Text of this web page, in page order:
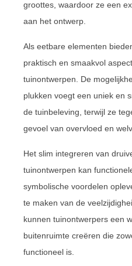
groottes, waardoor ze een
aan het ontwerp.
Als eetbare elementen
praktisch en smaakvol
tuinontwerpen. De
plukken voegt een uniek en
de tuinbeleving, terwijl ze
gevoel van overvloed en
Het slim integreren van
tuinontwerpen kan
symbolische voordelen
te maken van de
kunnen tuinontwerpers een
buitenruimte creëren die
functioneel is.